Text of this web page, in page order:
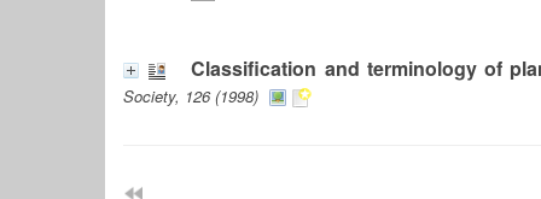
Classification and terminology of
Society, 126 (1998)